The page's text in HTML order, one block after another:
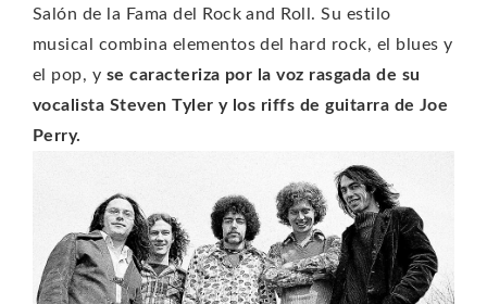
Salón de la Fama del Rock and Roll. Su estilo
musical combina elementos del hard rock, el blues y
el pop, y se caracteriza por la voz rasgada de su
vocalista Steven Tyler y los riffs de guitarra de Joe
Perry.